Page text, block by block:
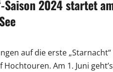
Engels
ist
mit
neuer
Saison 2024 startet
auf die erste „Starnacht“
Am 1. Juni